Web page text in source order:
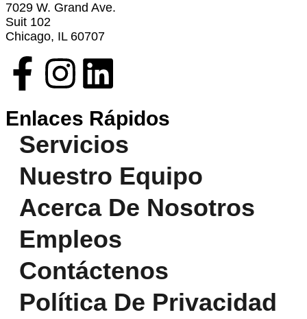
7029 W. Grand Ave.
Suit 102
Chicago, IL 60707
Enlaces Rápidos
Servicios
Nuestro Equipo
Acerca De Nosotros
Empleos
Contáctenos
Política De Privacidad